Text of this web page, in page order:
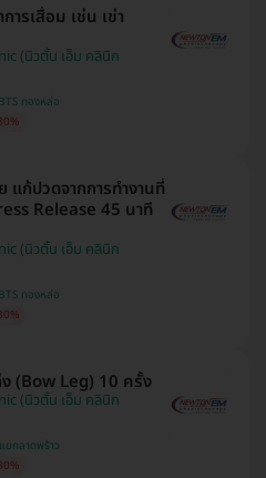
ารเสื่อม เช่น เข่า
(นิวตั้น เอ็ม คลินิก
MRT พหลโยธิน , BTS ห้าแยกลาดพร้าว , BTS ทองหล่อ
ก้ปวดจากการทำงานที่
Release 45 นาที
(นิวตั้น เอ็ม คลินิก
MRT พหลโยธิน , BTS ห้าแยกลาดพร้าว , BTS ทองหล่อ
ง (Bow Leg) 10 ครั้ง
(นิวตั้น เอ็ม คลินิก
หลโยธิน , BTS ห้าแยกลาดพร้าว